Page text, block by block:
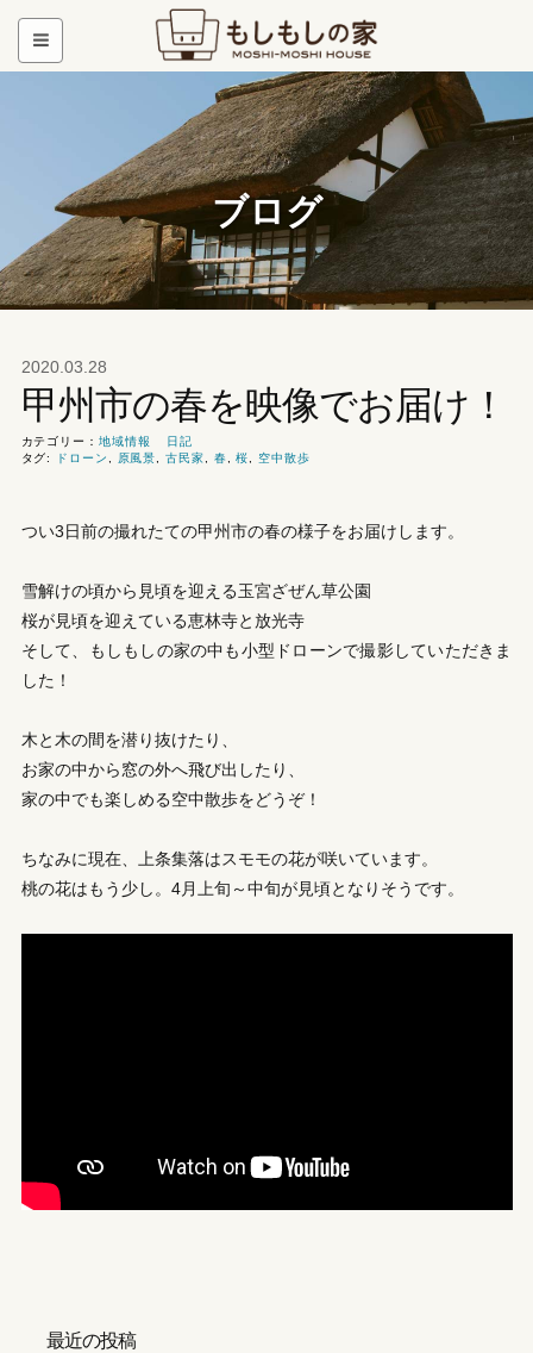
ブログ
2020.03.28
甲州市の春を映像でお届け！
カテゴリー： 地域情報
日記
タグ:
ドローン 原風景 ,古民家 春 ,桜 空中散歩
つい3日前の撮れたての甲州市の春の様子をお届けします。
雪解けの頃から見頃を迎える玉宮ざぜん草公園
桜が見頃を迎えている恵林寺と放光寺
そして、もしもしの家の中も小型ドローンで撮影していただきま
した！
木と木の間を潜り抜けたり、
お家の中から窓の外へ飛び出したり、
家の中でも楽しめる空中散歩をどうぞ！
ちなみに現在、上条集落はスモモの花が咲いています。
桃の花はもう少し。4月上旬～中旬が見頃となりそうです。
最近の投稿